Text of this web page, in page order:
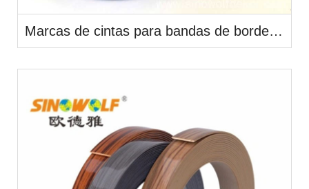
Marcas de cintas para bandas de borde de PVC